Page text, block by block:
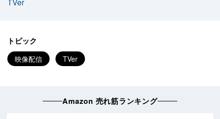
トピック
映像配信 TVer